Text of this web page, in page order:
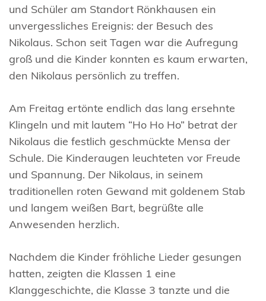
und Schüler am Standort Rönkhausen ein
unvergessliches Ereignis: der Besuch des
Nikolaus. Schon seit Tagen war die Aufregung
groß und die Kinder konnten es kaum erwarten,
den Nikolaus persönlich zu treffen.
Am Freitag ertönte endlich das lang ersehnte
Klingeln und mit lautem “Ho Ho Ho” betrat der
Nikolaus die festlich geschmückte Mensa der
Schule. Die Kinderaugen leuchteten vor Freude
und Spannung. Der Nikolaus, in seinem
traditionellen roten Gewand mit goldenem Stab
und langem weißen Bart, begrüßte alle
Anwesenden herzlich.
Nachdem die Kinder fröhliche Lieder gesungen
hatten, zeigten die Klassen 1 eine
Klanggeschichte, die Klasse 3 tanzte und die